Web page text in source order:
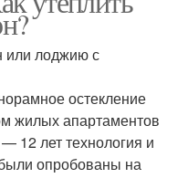
или лоджию с
остекление
жилых апартаментов
12 лет технология и
опробованы на